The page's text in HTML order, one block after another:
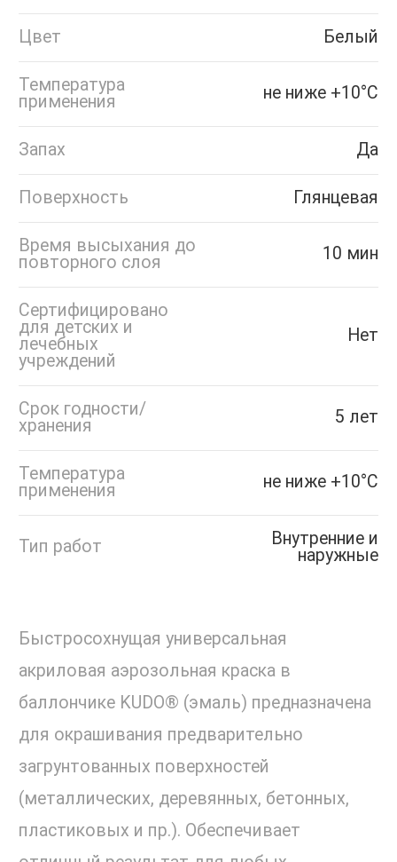
Цвет Белый
Температура
применения
не ниже +10°С
Запах Да
Поверхность Глянцевая
Время высыхания до
повторного слоя
10 мин
Сертифицировано
для детских и
лечебных
учреждений
Нет
Срок годности/
хранения
5 лет
Температура
применения
не ниже +10°С
Тип работ
Внутренние и
наружные
Быстросохнущая универсальная
акриловая аэрозольная краска в
баллончике KUDO® (эмаль) предназначена
для окрашивания предварительно
загрунтованных поверхностей
(металлических, деревянных, бетонных,
пластиковых и пр.). Обеспечивает